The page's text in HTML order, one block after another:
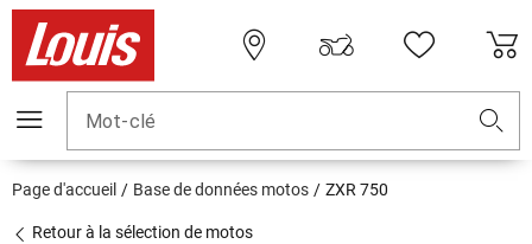
Mot-clé
Page d'accueil Base de données motos ZXR 750
Retour à la sélection de motos